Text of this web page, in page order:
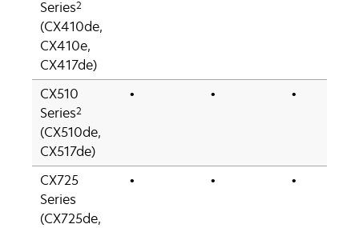
Series2
(CX410de,
CX410e,
CX417de)
CX510
Series2
(CX510de,
CX517de)
• • •
CX725
Series
(CX725de,
• • •